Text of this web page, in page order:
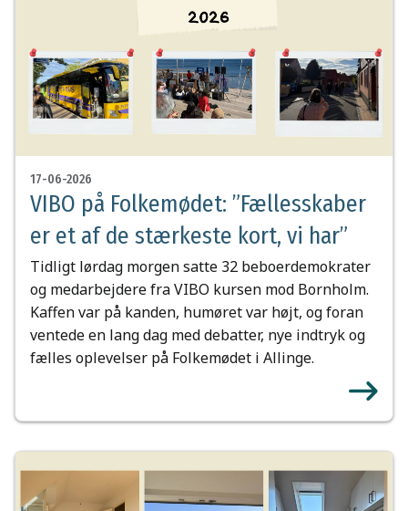
17-06-2026
VIBO på Folkemødet: ”Fællesskaber
er et af de stærkeste kort, vi har”
Tidligt lørdag morgen satte 32 beboerdemokrater
og medarbejdere fra VIBO kursen mod Bornholm.
Kaffen var på kanden, humøret var højt, og foran
ventede en lang dag med debatter, nye indtryk og
fælles oplevelser på Folkemødet i Allinge.